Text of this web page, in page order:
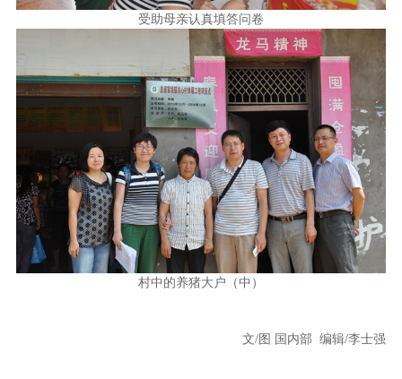
受助母亲认真填答问卷
村中的养猪大户（中）
文/图 国内部 编辑/李士强